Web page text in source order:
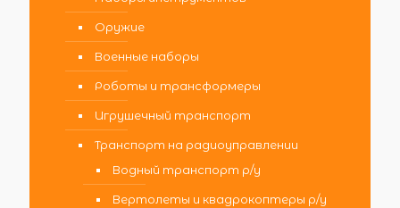
Оружие
Военные наборы
Роботы и трансформеры
Игрушечный транспорт
Транспорт на радиоуправлении
Водный транспорт р/у
Вертолеты и квадрокоптеры р/у